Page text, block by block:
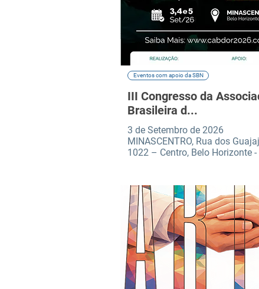
Eventos com apoio da SBN
III Congresso da
Brasileira d...
3 de Setembro de 2026
MINASCENTRO, Rua dos
1022 – Centro, Belo Horizonte -